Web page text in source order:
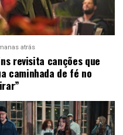
atrás
revisita canções que
caminhada de fé no